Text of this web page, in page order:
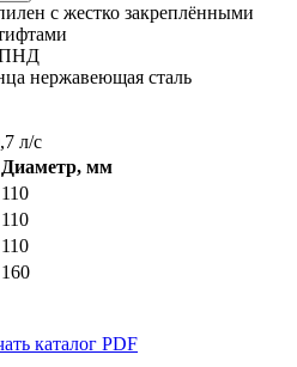
с жестко закреплёнными
нержавеющая сталь
л/с
Диаметр, мм
110
110
110
160
каталог PDF